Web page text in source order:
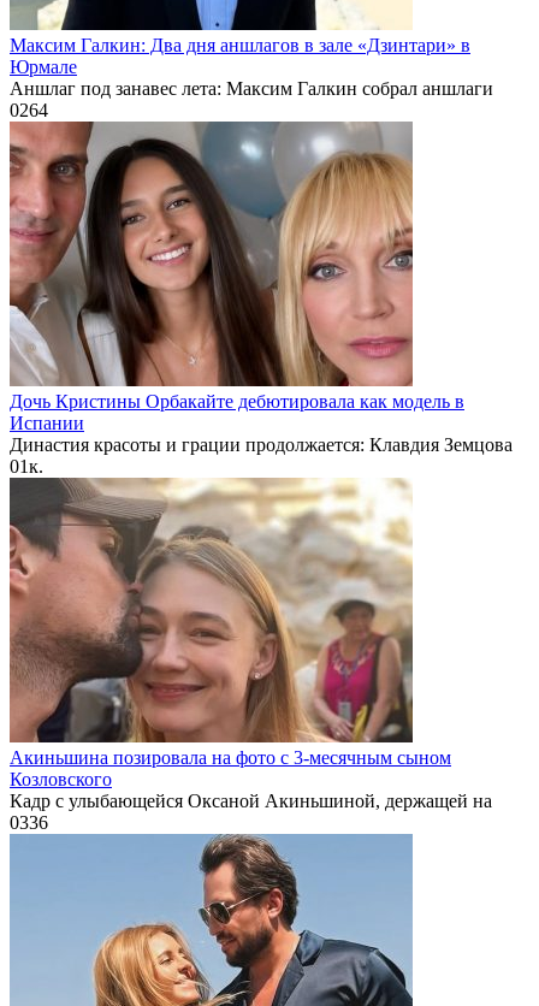
Максим Галкин: Два дня аншлагов в зале «Дзинтари» в
Юрмале
Аншлаг под занавес лета: Максим Галкин собрал аншлаги
0264
Дочь Кристины Орбакайте дебютировала как модель в
Испании
Династия красоты и грации продолжается: Клавдия Земцова
01к.
Акиньшина позировала на фото с 3-месячным сыном
Козловского
Кадр с улыбающейся Оксаной Акиньшиной, держащей на
0336